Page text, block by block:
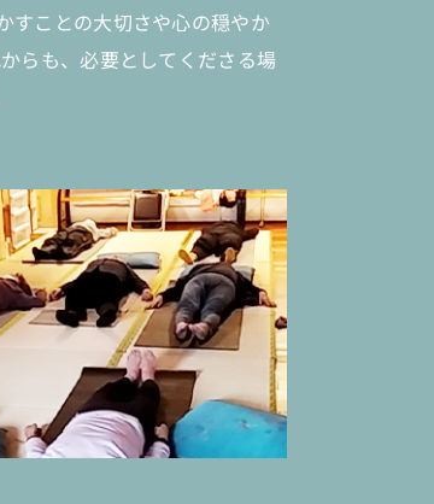
すことの大切さや心の穏やか
らも、必要としてくださる場